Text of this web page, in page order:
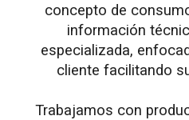
concepto de
información
especializada,
cliente facilitando
Trabajamos con